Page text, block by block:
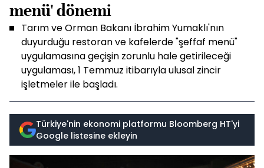
menü' dönemi
Tarım ve Orman Bakanı İbrahim Yumaklı'nın
duyurduğu restoran ve kafelerde "şeffaf menü"
uygulamasına geçişin zorunlu hale getirileceği
uygulaması, 1 Temmuz itibarıyla ulusal zincir
işletmeler ile başladı.
Türkiye'nin ekonomi platformu Bloomberg HT'yi
Google listesine ekleyin